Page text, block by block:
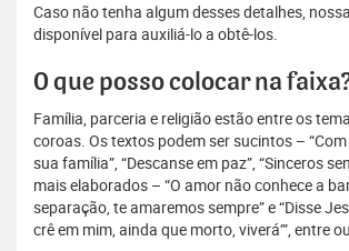
Caso não tenha algum desses detalhes,
disponível para auxiliá-lo a obtê-los.
O que posso colocar na
Família, parceria e religião estão entre os
coroas. Os textos podem ser sucintos –
sua família”, “Descanse em paz”, “Sinceros
mais elaborados – “O amor não conhece a
separação, te amaremos sempre” e “Disse
crê em mim, ainda que morto, viverá’”, entre